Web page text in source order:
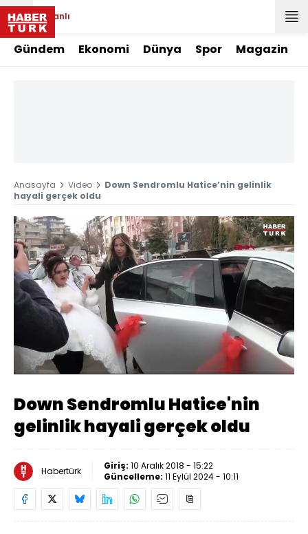
Canlı
Gündem Ekonomi Dünya Spor Magazin
Anasayfa Video
Down Sendromlu Hatice’nin gelinlik
hayali gerçek oldu
Sesi
Aç
Yüklendi:
16.28%
Oynatma
Hızı
Down Sendromlu Hatice'nin
gelinlik hayali gerçek oldu
Habertürk Giriş: 10 Aralık 2018 - 15:22
Güncelleme: 11 Eylül 2024 - 10:11